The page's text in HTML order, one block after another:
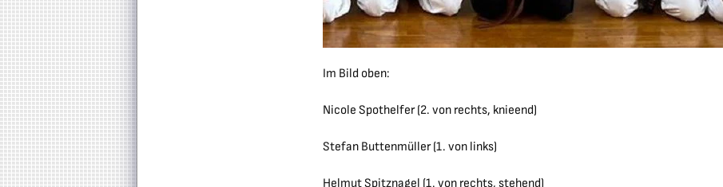
Im Bild oben:
Nicole Spothelfer (2. von rechts, knieend)
Stefan Buttenmüller (1. von links)
Helmut Spitznagel (1. von rechts, stehend)